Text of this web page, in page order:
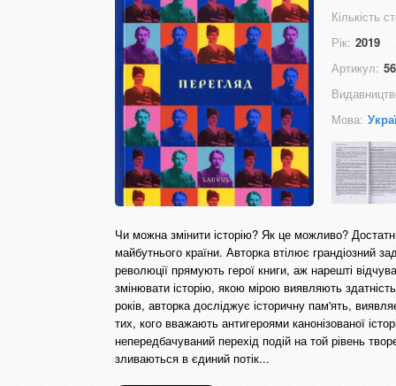
Кількість
Рік: 2019
Артикул:
Мова:
Чи можна змінити історію? Як це можливо?
майбутнього країни. Авторка втілює грандіозний
революції прямують герої книги, аж нарешті
змінювати історію, якою мірою виявляють
років, авторка досліджує історичну пам'ять,
тих, кого вважають антигероями канонізованої
непередбачуваний перехід подій на той рівень
зливаються в єдиний потік...